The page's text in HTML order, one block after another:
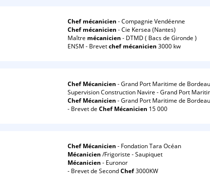
Chef mécanicien - Compagnie Vendéenne
Chef mécanicien - Cie Kersea (Nantes)
Maître mécanicien - DTMD ( Bacs de Gironde )
ENSM - Brevetchef mécanicien 3000 kw
Chef Mécanicien - Grand Port Maritime de
Supervision Construction Navire - Grand Port
Chef Mécanicien - Grand Port Maritime de
- Brevet deChef Mécanicien 15 000
Chef Mécanicien - Fondation Tara Océan
Mécanicien /Frigoriste - Saupiquet
Mécanicien - Euronor
- Brevet de SecondChef3000KW